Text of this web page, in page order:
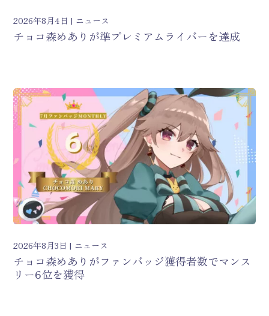
2026年8月4日 ニュース
チョコ森めありが準プレミアムライバーを達成
2026年8月3日 ニュース
チョコ森めありがファンバッジ獲得者数でマンス
リー6位を獲得